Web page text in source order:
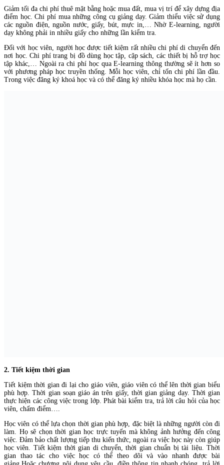
Giảm tối đa chi phí thuê mặt bằng hoặc mua đất, mua vị trí để xây dựng địa
điểm học. Chi phí mua những công cụ giảng dạy. Giảm thiểu việc sử dụng
các nguồn điện, nguồn nước, giấy, bút, mực in,… Nhờ E-learning, người
dạy không phải in nhiều giấy cho những lần kiểm tra.
Đối với học viên, người học được tiết kiệm rất nhiều chi phí di chuyển đến
nơi học. Chi phí trang bị đồ dùng học tập, cặp sách, các thiết bị hỗ trợ học
tập khác,… Ngoài ra chi phí học qua E-learning thông thường sẽ ít hơn so
với phương pháp học truyền thống. Mỗi học viên, chỉ tốn chi phí lần đầu.
Trong việc đăng ký khoá học và có thể đăng ký nhiều khóa học mà họ cần.
2. Tiết kiệm thời gian
Tiết kiệm thời gian đi lại cho giáo viên, giáo viên có thể lên thời gian biểu
phù hợp. Thời gian soạn giáo án trên giấy, thời gian giảng dạy. Thời gian
thực hiện các công việc trong lớp. Phát bài kiểm tra, trả lời câu hỏi của học
viên, chấm điểm….
Học viên có thể lựa chọn thời gian phù hợp, đặc biệt là những người còn đi
làm. Họ sẽ chọn thời gian học trực tuyến mà không ảnh hưởng đến công
việc. Đảm bảo chất lượng tiếp thu kiến thức, ngoài ra việc học này còn giúp
học viên. Tiết kiệm thời gian di chuyển, thời gian chuẩn bị tài liệu. Thời
gian thao tác cho việc học có thể theo dõi và vào nhanh được bài